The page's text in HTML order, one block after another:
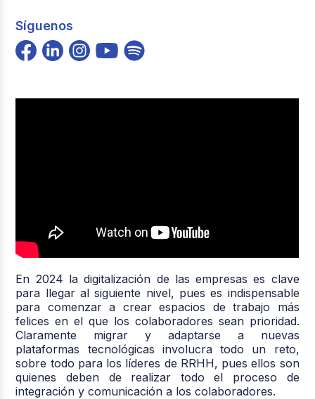
Síguenos
En 2024 la digitalización de las empresas es clave
para llegar al siguiente nivel, pues es indispensable
para comenzar a crear espacios de trabajo más
felices en el que los colaboradores sean prioridad.
Claramente migrar y adaptarse a nuevas
plataformas tecnológicas involucra todo un reto,
sobre todo para los líderes de RRHH, pues ellos son
quienes deben de realizar todo el proceso de
integración y comunicación a los colaboradores.